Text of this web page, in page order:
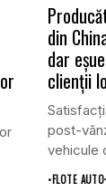
din
dar
clienții
post-
vehicule
•FLOTE AUTO